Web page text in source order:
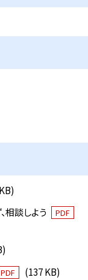
相談しよう
PDF
PDF (137 KB)